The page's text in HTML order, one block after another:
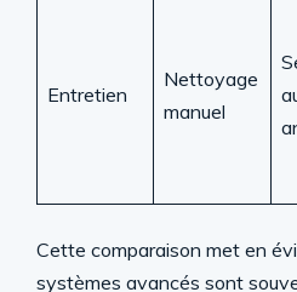
Entretien
Nettoyage
manuel
Cette comparaison met en
systèmes avancés sont